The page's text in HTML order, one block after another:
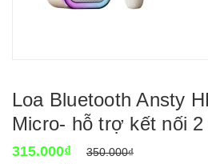
Loa Bluetooth Ansty
Micro- hỗ trợ kết nối
315.000₫
350.000₫